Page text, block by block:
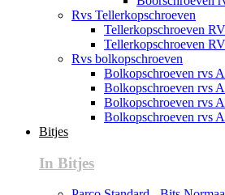
Rvs Tellerkopschroeven
Tellerkopschroeven
Tellerkopschroeven
Rvs bolkopschroeven
Bolkopschroeven rvs
Bolkopschroeven rvs
Bolkopschroeven rvs
Bolkopschroeven rvs
Bitjes
In Bitjes